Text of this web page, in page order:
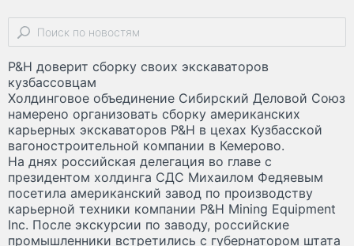
P&H доверит сборку своих экскаваторов
кузбассовцам
Холдинговое объединение Сибирский Деловой Союз
намерено организовать сборку американских
карьерных экскаваторов P&H в цехах Кузбасской
вагоностроительной компании в Кемерово.
На днях российская делегация во главе с
президентом холдинга СДС Михаилом Федяевым
посетила американский завод по производству
карьерной техники компании P&H Mining Equipment
Inc. После экскурсии по заводу, российские
промышленники встретились с губернатором штата